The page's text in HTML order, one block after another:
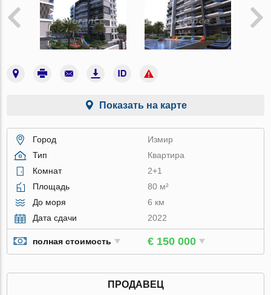
Показать на карте
Город
Измир
Тип
Квартира
Комнат
2+1
Площадь
80 м²
До моря
6 км
Дата сдачи
2022
полная стоимость € 150 000
ПРОДАВЕЦ